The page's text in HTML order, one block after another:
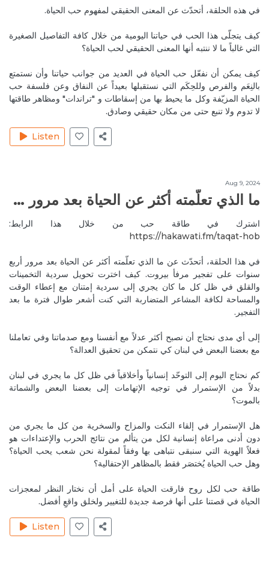
We trust it is helping you dealing with that with
love, ease and harmony. 🙏❤️
Apr 19, 2020
Great topic that is really important to remember apply
أهمية رسم الحدود في حياتنا
أهمية رسم الحدود في حياتنا
MireilleeH May 15, 2020
We are glad you loved it ❤️🙏
أهمية رسم الحدود في حياتنا Reply
RitaH1 May 2, 2020
So true! It is very important to seal our energy every
حماية أجسامنا ومنازلنا من الطاقات السلبية Reply
May 16, 2020
Yes! boundaries on a physical and energetic level :)
Reply
You both are great ♥️♥️
كيف نحقق ما نتمنّاه في حياتنا Reply
Thank you 🙏❤️
كيف نحقق ما نتمنّاه في حياتنا
JoelleC
في هذه الحلقة، أتحدّث عن المعنى الحقيقي لمفهوم حب الحياة.
كيف يتجلّى هذا الحب في حياتنا اليومية من خلال كافة التفاصيل الصغيرة
التي غالباً ما لا ننتبه أنها المعنى الحقيقي لحب الحياة؟
كيف يمكن أن نفعّل حب الحياة في العديد من جوانب حياتنا وأن نستمتع
بالنِعَم والفرص وللحِكَم التي نستقبلها بعيداً عن النفاق وعن فلسفة حب
الحياة المزيّفة وكل ما يحيط بها من إسقاطات و "تراندات" ومظاهر طاقتها
لا تدوم ولا تنبع حتى من مكان حقيقي وصادق.
Listen
Aug 9, 2024
ما الذي تعلّمته أكثر عن الحياة بعد مرور ٤ سنوات على تفجير مرفأ بيروت؟
اشترك في طاقة حب من خلال هذا الرابط:
https://hakawati.fm/taqat-hob‬
في هذا الحلقة، أتحدّث عن ما الذي تعلّمته أكثر عن الحياة بعد مرور أربع
سنوات على تفجير مرفأ بيروت. كيف اخترت تحويل سردية التخمينات
والقلق في ظل كل ما كان يجري إلى سردية إمتنان مع إعطاء الوقت
والمساحة لكافة المشاعر المتضاربة التي كنت أشعر طوال فترة ما بعد
التفجير.
إلى أي مدى نحتاج أن نصبح أكثر عدلاً مع أنفسنا ومع صدماتنا وفي تعاملنا
مع بعضنا البعض في لبنان كي نتمكن من تحقيق العدالة؟
كم نحتاج اليوم إلى التوحّد إنسانياً وأخلاقياً في ظل كل ما يجري في لبنان
بدلاً من الإستمرار في توجيه الإتهامات إلى بعضنا البعض والشماتة
بالموت؟
هل الإستمرار في إلقاء النكت والمزاح والسخرية من كل ما يجري من
دون أدنى مراعاة إنسانية لكل من يتألم من نتائج الحرب والإعتداءات هو
فعلاً الهوية التي سنبقى نتباهى بها وفقاً لمقولة نحن شعب يحب الحياة؟
وهل حب الحياة يُختصَر فقط بالمظاهر الإحتفالية؟
طاقة حب لكل روح فارقت الحياة على أمل أن نختار النظر لمعجزات
الحياة في قصتنا على أنها فرصة جديدة للتغيير ولخلق واقعٍ أفضل.
Listen